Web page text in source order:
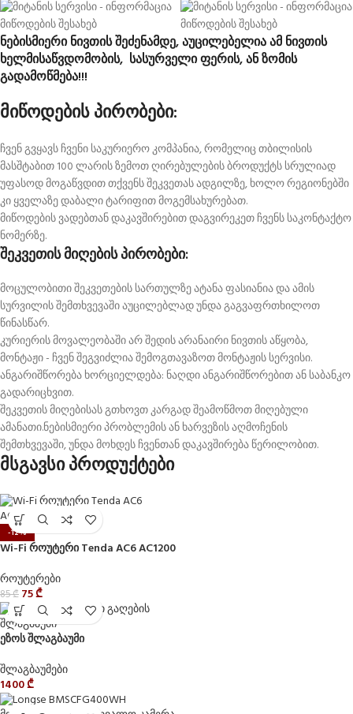
ნებისმიერი ნივთის შეძენამდე, აუცილებელია ამ ნივთის
ხელმისაწვდომობის, სასურველი ფერის, ან ზომის
გადამოწმება!!!
მიწოდების პირობები:
ჩვენ გვყავს ჩვენი საკურიერო კომპანია, რომელიც თბილისის
მასშტაბით 100 ლარის ზემოთ ღირებულების ბროდუქტს სრულიად
უფასოდ მოგაწვდით თქვენს შეკვეთას ადგილზე, ხოლო რეგიონებში
კი ყველაზე დაბალი ტარიფით მოგემსახურებათ.
მიწოდების ვადებთან დაკავშირებით დაგვირეკეთ ჩვენს საკონტაქტო
ნომერზე.
შეკვეთის მიღების პირობები:
მოცულობითი შეკვეთების სართულზე ატანა ფასიანია და ამის
სურვილის შემთხვევაში აუცილებლად უნდა გაგვაფრთხილოთ
წინასწარ.
კურიერის მოვალეობაში არ შედის არანაირი ნივთის აწყობა,
მონტაჟი - ჩვენ შეგვიძლია შემოგთავაზოთ მონტაჟის სერვისი.
ანგარიშწორება ხორციელდება: ნაღდი ანგარიშწორებით ან საბანკო
გადარიცხვით.
შეკვეთის მიღებისას გთხოვთ კარგად შეამოწმოთ მიღებული
ამანათი.ნებისმიერი პრობლემის ან ხარვეზის აღმოჩენის
შემთხვევაში, უნდა მოხდეს ჩვენთან დაკავშირება წერილობით.
მსგავსი პროდუქტები
-12%
Wi-Fi როუტერი Tenda AC6 AC1200
როუტერები
85₾ 75₾
ეზოს შლაგბაუმი
შლაგბაუმები
1400₾